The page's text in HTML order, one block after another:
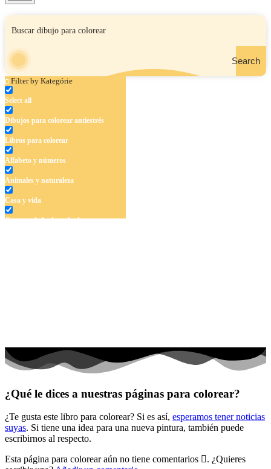
Search
Filter by Kategórie
Select all
Dibujos para colorear antiestrés
Libros para colorear
Alfabeto y números
Animales y naturaleza
Casa y vida
Cuentos de hadas y hadas
Halloween y otoño
Mandalas
Música e instrumentos musicales
Peluches y caballos
Primavera y pascua
¿Qué le dices a nuestras páginas para colorear?
¿Te gusta este libro para colorear? Si es así, esperamos tener noticias
suyas. Si tiene una idea para una nueva pintura, también puede
escribirnos al respecto.
Esta página para colorear aún no tiene comentarios
. ¿Quieres